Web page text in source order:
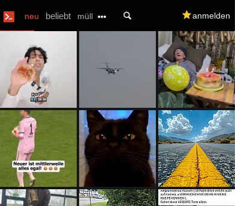
Uanmelden
neu beliebt müll q